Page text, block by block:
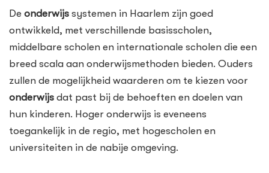
De onderwijs systemen in Haarlem zijn goed
ontwikkeld, met verschillende basisscholen,
middelbare scholen en internationale scholen die een
breed scala aan onderwijsmethoden bieden. Ouders
zullen de mogelijkheid waarderen om te kiezen voor
onderwijs dat past bij de behoeften en doelen van
hun kinderen. Hoger onderwijs is eveneens
toegankelijk in de regio, met hogescholen en
universiteiten in de nabije omgeving.